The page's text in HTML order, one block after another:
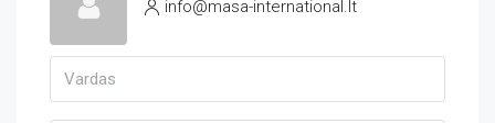
info@masa-international.lt